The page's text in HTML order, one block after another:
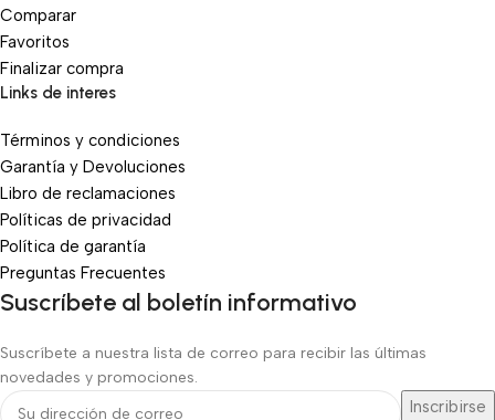
Comparar
Favoritos
Finalizar compra
Links de interes
Términos y condiciones
Garantía y Devoluciones
Libro de reclamaciones
Políticas de privacidad
Política de garantía
Preguntas Frecuentes
Suscríbete al boletín informativo
Suscríbete a nuestra lista de correo para recibir las últimas
novedades y promociones.